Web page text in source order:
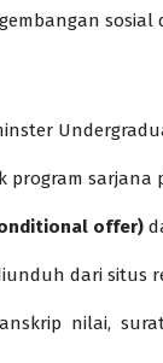
sosial
program sarjana
offer)
dari situs
nilai,